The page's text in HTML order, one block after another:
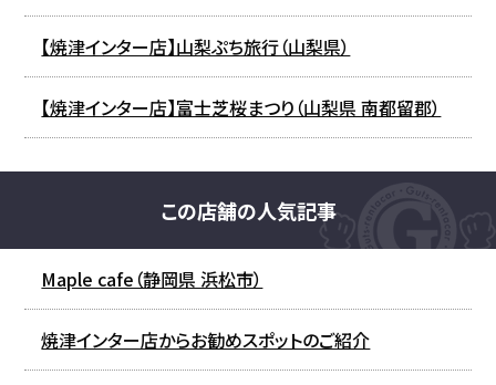
【焼津インター店】山梨ぷち旅行（山梨県）
【焼津インター店】富士芝桜まつり（山梨県 南都留郡）
この店舗の人気記事
Maple cafe（静岡県 浜松市）
焼津インター店からお勧めスポットのご紹介